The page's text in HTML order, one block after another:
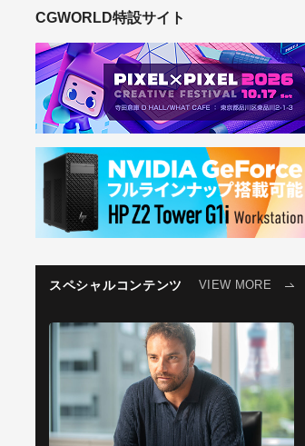
CGWORLD特設サイト
スペシャルコンテンツ VIEW MORE